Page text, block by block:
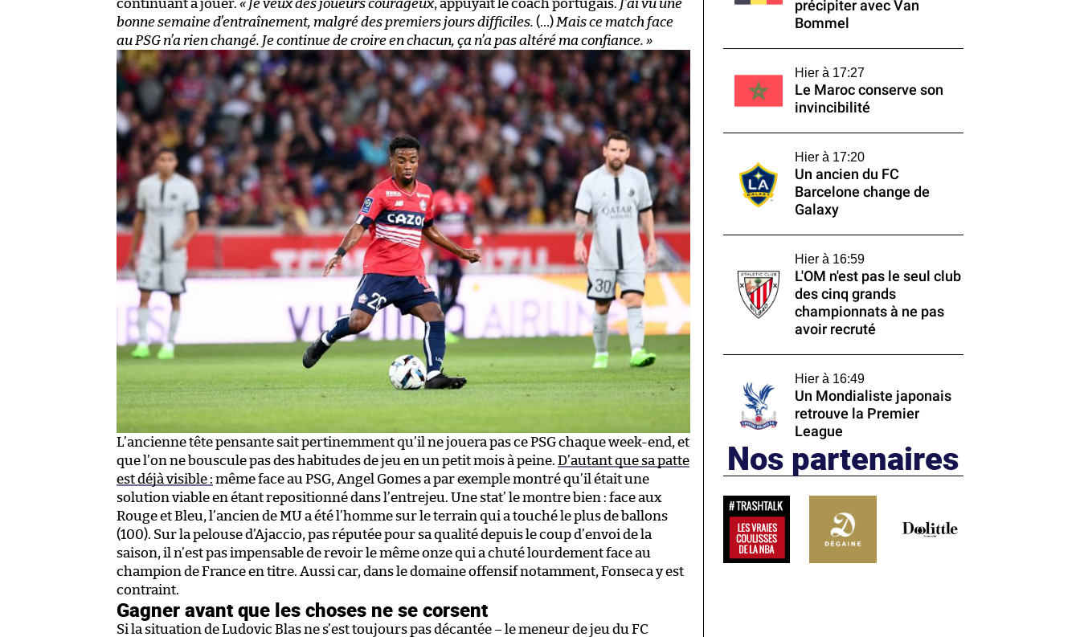
continuant à jouer. « Je veux des joueurs courageux, appuyait le coach portugais. J’ai vu une
bonne semaine d’entraînement, malgré des premiers jours difficiles. (…) Mais ce match face
au PSG n’a rien changé. Je continue de croire en chacun, ça n’a pas altéré ma confiance. »
L’ancienne tête pensante sait pertinemment qu’il ne jouera pas ce PSG chaque week-end, et
que l’on ne bouscule pas des habitudes de jeu en un petit mois à peine. D’autant que sa patte
est déjà visible : même face au PSG, Angel Gomes a par exemple montré qu’il était une
solution viable en étant repositionné dans l’entrejeu. Une stat’ le montre bien : face aux
Rouge et Bleu, l’ancien de MU a été l’homme sur le terrain qui a touché le plus de ballons
(100). Sur la pelouse d’Ajaccio, pas réputée pour sa qualité depuis le coup d’envoi de la
saison, il n’est pas impensable de revoir le même onze qui a chuté lourdement face au
champion de France en titre. Aussi car, dans le domaine offensif notamment, Fonseca y est
contraint.
Gagner avant que les choses ne se corsent
Si la situation de Ludovic Blas ne s’est toujours pas décantée – le meneur de jeu du FC
précipiter avec Van
Bommel
Hier à 17:27
Le Maroc conserve son
invincibilité
Hier à 17:20
Un ancien du FC
Barcelone change de
Galaxy
Hier à 16:59
L'OM n'est pas le seul club
des cinq grands
championnats à ne pas
avoir recruté
Hier à 16:49
Un Mondialiste japonais
retrouve la Premier
League
Nos partenaires